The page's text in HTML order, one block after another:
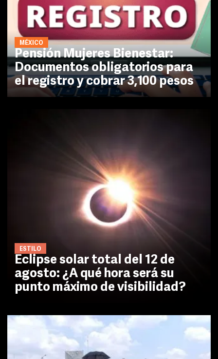
MÉXICO
Pensión Mujeres Bienestar:
Documentos obligatorios para
el registro y cobrar 3,100 pesos
ESTILO
Eclipse solar total del 12 de
agosto: ¿A qué hora será su
punto máximo de visibilidad?